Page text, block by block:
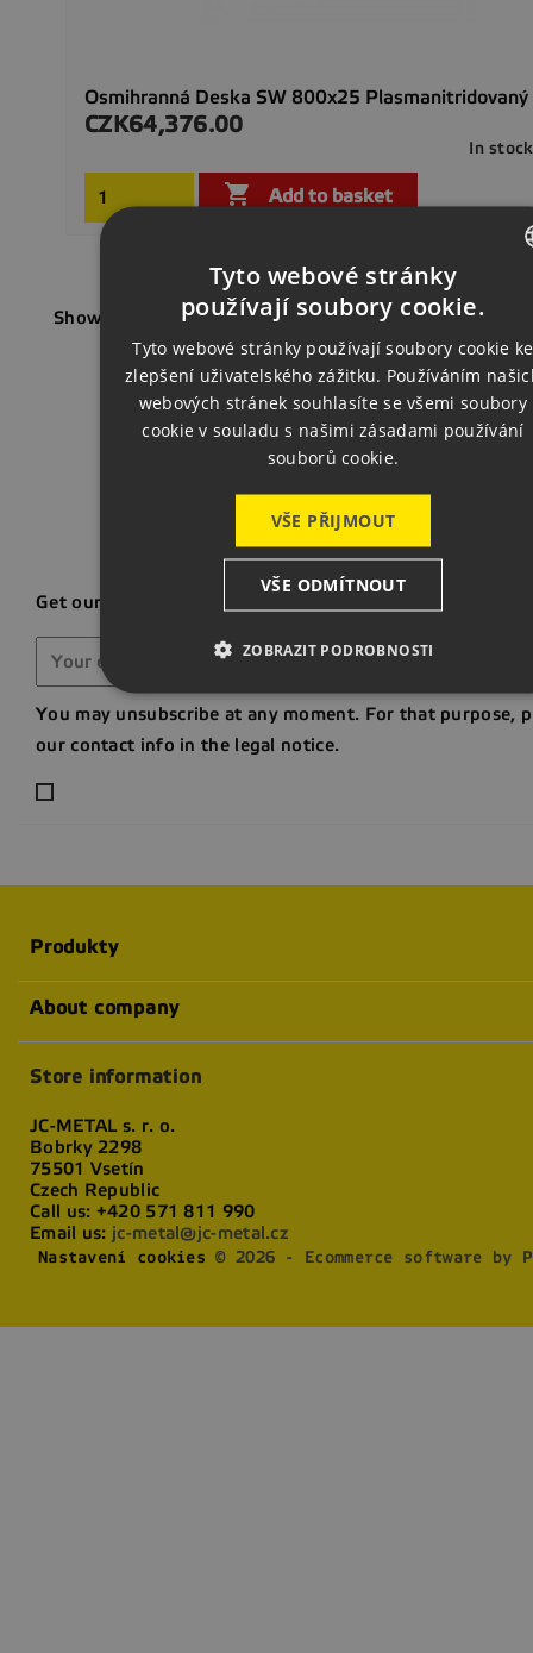
Osmihranná Deska SW 800x25 Plasmanitridovaný
Price
CZK64,376.00
In stock
 Add to basket
Showing 1-1 of 1 item(s)
Back
Get our latest news and special sales
You may unsubscribe at any moment. For that purpose,
our contact info in the legal notice.
Produkty
About company
Store information
JC-METAL s. r. o.
Bobrky 2298
75501 Vsetín
Czech Republic
Call us: +420 571 811 990
Email us: jc-metal@jc-metal.cz
Nastavení cookies © 2026 - Ecommerce software by
ENGLISH
GERMAN
Tyto webové stránky
používají soubory cookie.
Tyto webové stránky používají soubory cookie ke
zlepšení uživatelského zážitku. Používáním
webových stránek souhlasíte se všemi soubory
cookie v souladu s našimi zásadami používání
souborů cookie.
VŠE PŘIJMOUT
VŠE ODMÍTNOUT
ZOBRAZIT PODROBNOSTI